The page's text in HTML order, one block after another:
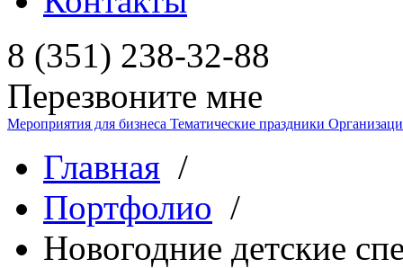
8 (351) 238-32-88
Перезвоните мне
Мероприятия для бизнеса Тематические праздники
Главная /
Портфолио /
Новогодние детские